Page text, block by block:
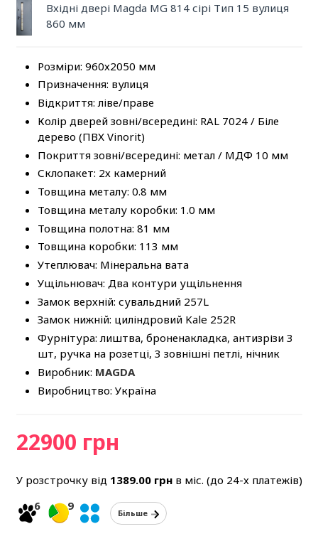
Вхідні двері Magda MG 814 сірі Тип 15 вулиця
860 мм
Розміри: 960х2050 мм
Призначення: вулиця
Відкриття: ліве/праве
Колір дверей зовні/всередині: RAL 7024 / Біле
дерево (ПВХ Vinorit)
Покриття зовні/всередині: метал / МДФ 10 мм
Склопакет: 2х камерний
Товщина металу: 0.8 мм
Товщина металу коробки: 1.0 мм
Товщина полотна: 81 мм
Товщина коробки: 113 мм
Утеплювач: Мінеральна вата
Ущільнювач: Два контури ущільнення
Замок верхній: сувальдний 257L
Замок нижній: циліндровий Kale 252R
Фурнітура: лиштва, броненакладка, антизрізи 3
шт, ручка на розетці, 3 зовнішні петлі, нічник
Виробник: MAGDA
Виробництво: Україна
22900 грн
У розстрочку від 1389.00грнв міс. (до 24-х платежів)
6
9
Більше